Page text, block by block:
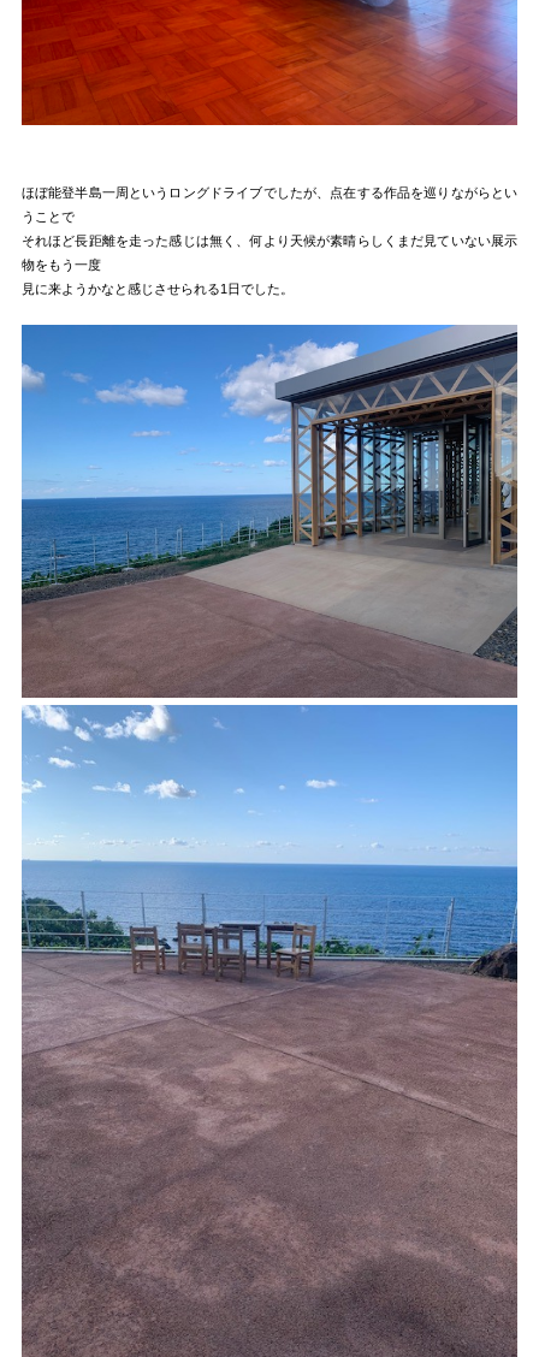
ほぼ能登半島一周というロングドライブでしたが、点在する作品を巡りながらとい
うことで
それほど長距離を走った感じは無く、何より天候が素晴らしくまだ見ていない展示
物をもう一度
見に来ようかなと感じさせられる1日でした。